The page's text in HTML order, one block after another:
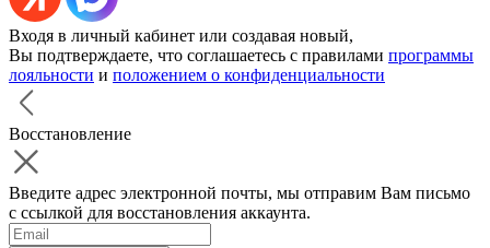
Входя в личный кабинет или создавая новый,
Вы подтверждаете, что соглашаетесь с правилами программы
лояльности и положением о конфиденциальности
Восстановление
Введите адрес электронной почты, мы отправим Вам письмо
с ссылкой для восстановления аккаунта.